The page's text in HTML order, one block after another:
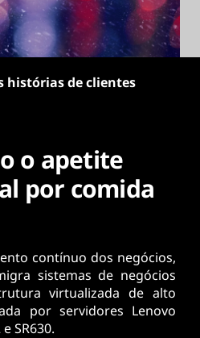
histórias de clientes
o apetite
por comida
contínuo dos negócios,
sistemas de negócios
virtualizada de alto
por servidores Lenovo
SR630.